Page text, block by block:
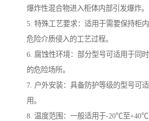
爆炸性混合物进入柜体内部引发爆炸。
5. 特殊工艺要求：适用于需要保持柜
危险介质侵入的工艺过程。
6. 腐蚀性环境：部分型号可适用于同
的危险场所。
7. 户外安装：具备防护等级的型号可
用。
8. 温度范围：一般适用于-20℃至